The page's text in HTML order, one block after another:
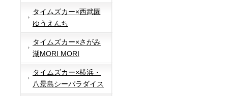
タイムズカー×西武園
ゆうえんち
タイムズカー×さがみ
湖MORI MORI
タイムズカー×横浜・
八景島シーパラダイス